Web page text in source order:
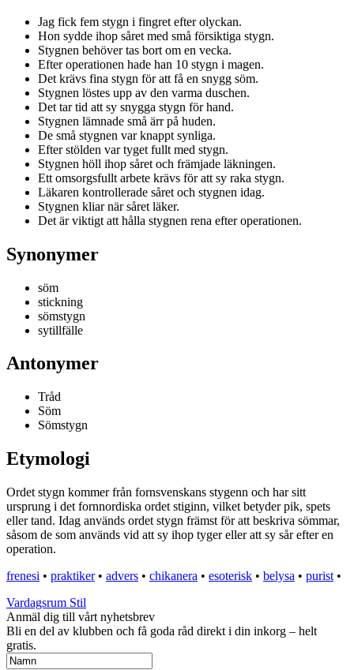
Jag fick fem stygn i fingret efter olyckan.
Hon sydde ihop såret med små försiktiga stygn.
Stygnen behöver tas bort om en vecka.
Efter operationen hade han 10 stygn i magen.
Det krävs fina stygn för att få en snygg söm.
Stygnen löstes upp av den varma duschen.
Det tar tid att sy snygga stygn för hand.
Stygnen lämnade små ärr på huden.
De små stygnen var knappt synliga.
Efter stölden var tyget fullt med stygn.
Stygnen höll ihop såret och främjade läkningen.
Ett omsorgsfullt arbete krävs för att sy raka stygn.
Läkaren kontrollerade såret och stygnen idag.
Stygnen kliar när såret läker.
Det är viktigt att hålla stygnen rena efter operationen.
Synonymer
söm
stickning
sömstygn
sytillfälle
Antonymer
Tråd
Söm
Sömstygn
Etymologi
Ordet stygn kommer från fornsvenskans stygenn och har sitt
ursprung i det fornnordiska ordet stiginn, vilket betyder pik, spets
eller tand. Idag används ordet stygn främst för att beskriva sömmar,
såsom de som används vid att sy ihop tyger eller att sy sår efter en
operation.
frenesi • praktiker• advers • chikanera • esoterisk • belysa • purist •
Vardagsrum Stil
Anmäl dig till vårt nyhetsbrev
Bli en del av klubben och få goda råd direkt i din inkorg – helt
gratis.